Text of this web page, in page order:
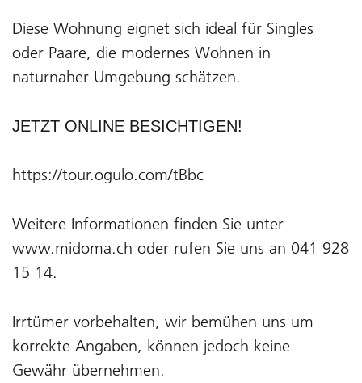
Diese Wohnung eignet sich ideal für Singles
oder Paare, die modernes Wohnen in
naturnaher Umgebung schätzen.
JETZT ONLINE BESICHTIGEN!
https://tour.ogulo.com/tBbc
Weitere Informationen finden Sie unter
www.midoma.ch oder rufen Sie uns an 041 928
15 14.
Irrtümer vorbehalten, wir bemühen uns um
korrekte Angaben, können jedoch keine
Gewähr übernehmen.